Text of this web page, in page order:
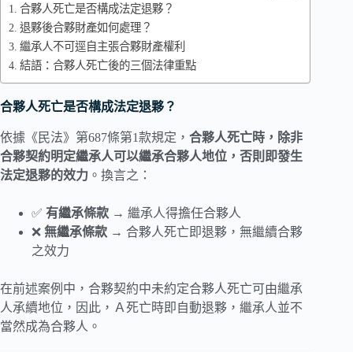
合夥人死亡是否構成法定退夥？
退夥後合夥財產如何處理？
繼承人不可逕自主張合夥財產權利
結語：合夥人死亡後的三個法律重點
合夥人死亡是否構成法定退夥？
依據《民法》第687條第1款規定， 合夥人死亡時，除非
合夥契約明定繼承人可以繼承合夥人地位，否則即發生
法定退夥的效力 。換言之：
✅ 有繼承條款 → 繼承人得擔任合夥人
❌ 無繼承條款 → 合夥人死亡即退夥，無繼續合夥
之效力
在前述案例中，合夥契約中未約定合夥人死亡可由繼承
人承續地位，因此，Ａ死亡時即自動退夥，繼承人並不
當然成為合夥人。